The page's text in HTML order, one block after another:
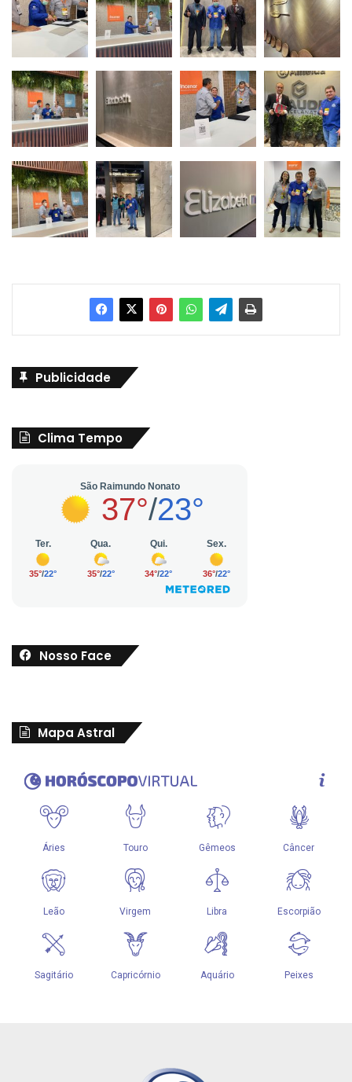
Publicidade
Clima Tempo
Nosso Face
Mapa Astral